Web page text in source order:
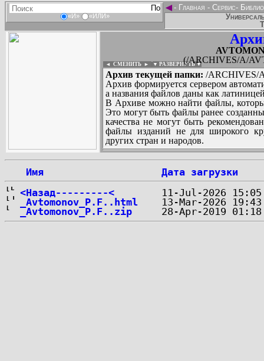
«И» «ИЛИ»
◄- Главная - Сервис-
(/ARCHIVES/A/
◄ СМЕНИТЬ ► ▼ РАЗВЕРНУТЬ ▼
Архив текущей папки: /ARCHIVES/
Архив формируется сервером
а названия файлов даны как
В Архиве можно найти файлы,
Это могут быть файлы ранее
качества не могут быть
файлы изданий не для широкого
других стран и народов.
Имя
Дата загрузки
<Назад---------<
_Avtomonov_P.F..html
_Avtomonov_P.F..zip